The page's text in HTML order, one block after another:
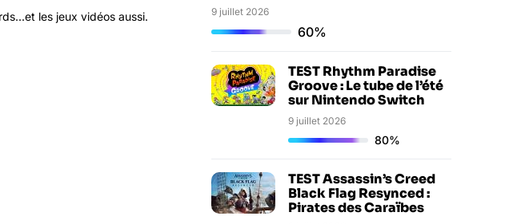
les jeux vidéos aussi. 9 juillet 2026
60%
TEST Rhythm Paradise
Groove : Le tube de l’été
sur Nintendo Switch
9 juillet 2026
80%
TEST Assassin’s Creed
Black Flag Resynced :
Pirates des Caraïbes